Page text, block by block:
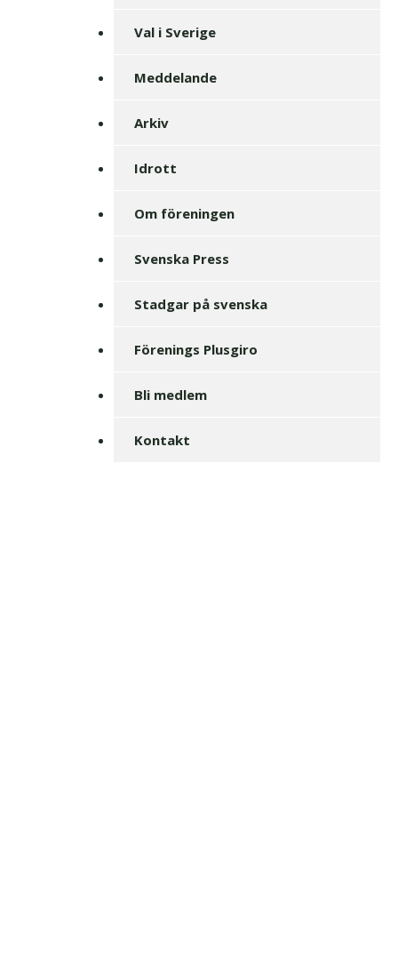
Val i Sverige
Meddelande
Arkiv
Idrott
Om föreningen
Svenska Press
Stadgar på svenska
Förenings Plusgiro
Bli medlem
Kontakt